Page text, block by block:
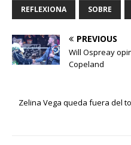
REFLEXIONA SOBRE
PREVIOUS
Will Ospreay
Copeland
Zelina Vega queda fuera del